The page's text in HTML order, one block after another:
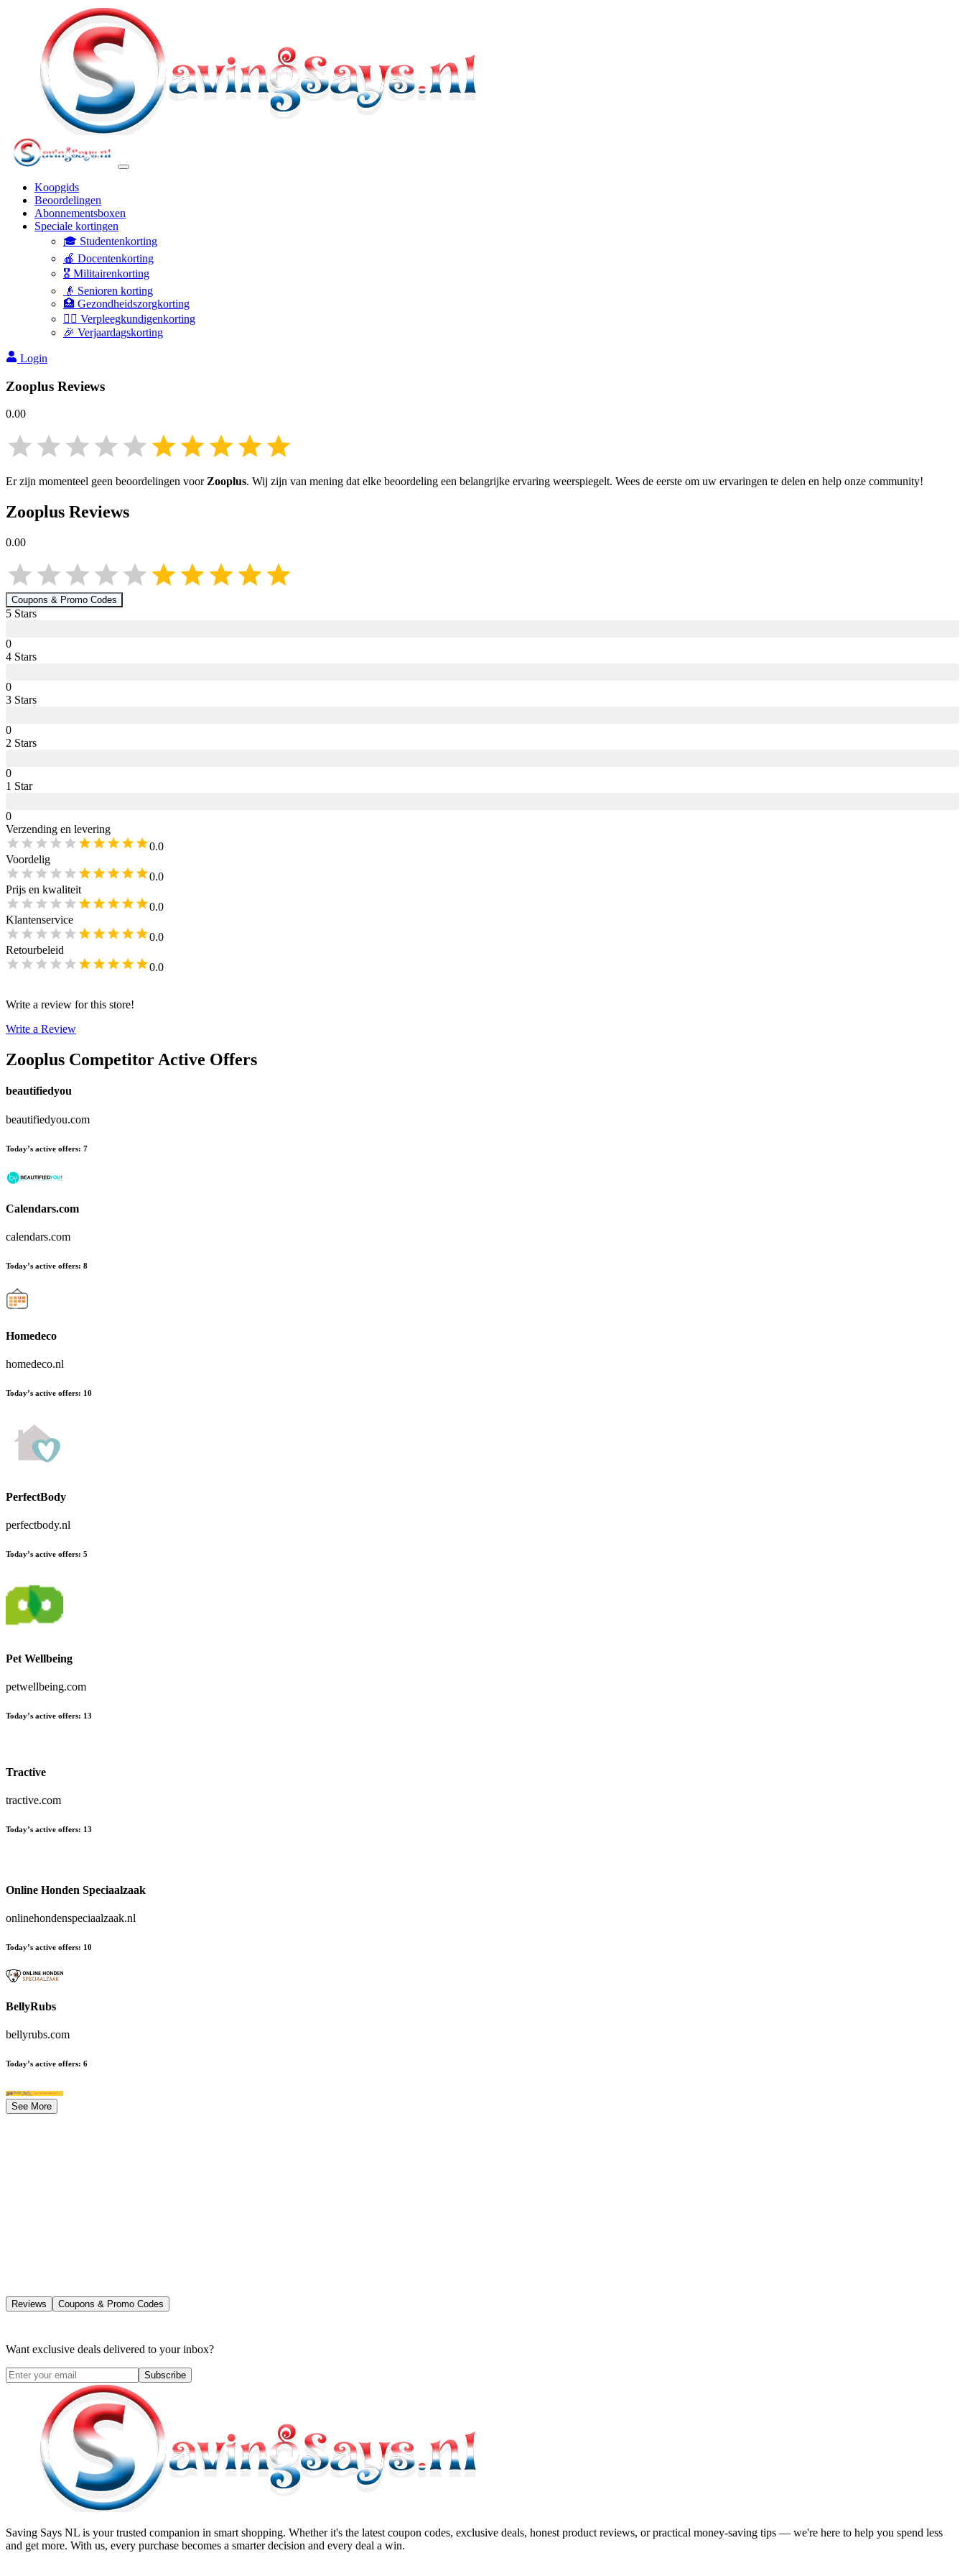
Koopgids
Beoordelingen
Abonnementsboxen
Speciale kortingen
🎓 Studentenkorting
🍎 Docentenkorting
🎖️ Militairenkorting
👴 Senioren korting
🏥 Gezondheidszorgkorting
👩‍⚕️ Verpleegkundigenkorting
🎉 Verjaardagskorting
Login
Zooplus Reviews
0.00
Er zijn momenteel geen beoordelingen voorZooplus. Wij zijn van mening dat elke beoordeling een belangrijke ervaring weerspiegelt. Wees de eerste om uw ervaringen te delen en help onze community!
Zooplus Reviews
0.00
Coupons & Promo Codes
5 Stars
0
4 Stars
0
3 Stars
0
2 Stars
0
1 Star
0
Verzending en levering
0.0
Voordelig
0.0
Prijs en kwaliteit
0.0
Klantenservice
0.0
Retourbeleid
0.0
Write a review for this store!
Write a Review
Zooplus Competitor Active Offers
beautifiedyou
beautifiedyou.com
Today’s active offers: 7
Calendars.com
calendars.com
Today’s active offers: 8
Homedeco
homedeco.nl
Today’s active offers: 10
PerfectBody
perfectbody.nl
Today’s active offers: 5
Pet Wellbeing
petwellbeing.com
Today’s active offers: 13
Tractive
tractive.com
Today’s active offers: 13
Online Honden Speciaalzaak
onlinehondenspeciaalzaak.nl
Today’s active offers: 10
BellyRubs
bellyrubs.com
Today’s active offers: 6
See More
Reviews Coupons & Promo Codes
Want exclusive deals delivered to your inbox?
Subscribe
Saving Says NL is your trusted companion in smart shopping. Whether it's the latest coupon codes, exclusive deals, honest product reviews, or practical money-saving tips — we're here to help you spend less
and get more. With us, every purchase becomes a smarter decision and every deal a win.